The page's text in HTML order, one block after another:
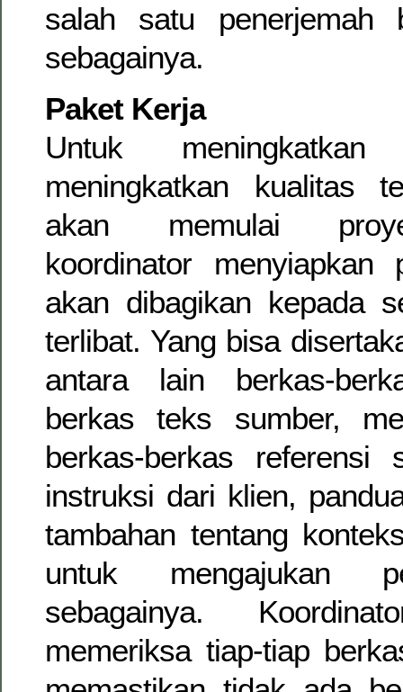
salah satu penerjemah
sebagainya.
Paket Kerja
Untuk
meningkatkan kualitas
akan memulai
koordinator
akan dibagikan kepada
terlibat. Yang bisa
antara lain berkas-
berkas teks sumber,
berkas-berkas referensi
instruksi dari klien,
tambahan tentang
untuk mengajukan
sebagainya.
memeriksa tiap-tiap